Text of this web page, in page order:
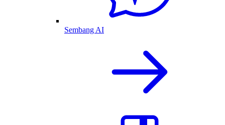
Sembang AI